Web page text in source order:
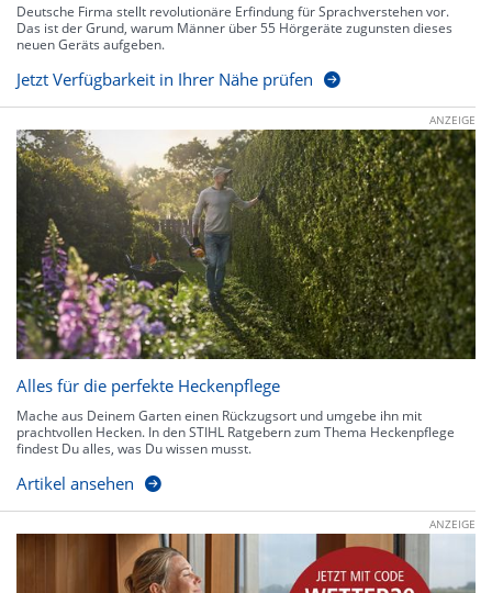
Deutsche Firma stellt revolutionäre Erfindung für Sprachverstehen vor.
Das ist der Grund, warum Männer über 55 Hörgeräte zugunsten dieses
neuen Geräts aufgeben.
Jetzt Verfügbarkeit in Ihrer Nähe prüfen
ANZEIGE
Alles für die perfekte Heckenpflege
Mache aus Deinem Garten einen Rückzugsort und umgebe ihn mit
prachtvollen Hecken. In den STIHL Ratgebern zum Thema Heckenpflege
findest Du alles, was Du wissen musst.
Artikel ansehen
ANZEIGE